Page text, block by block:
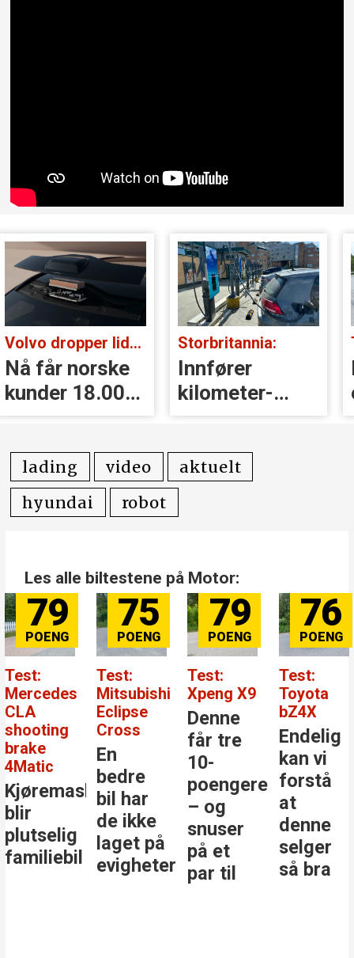
Volvo dropper lidar for godt:
Nå får norske
kunder 18.000
kr i erstatning
Storbritannia:
Innfører
kilometer­
avgift for
lading video
aktuelt
hyundai
robot
Les alle biltestene på Motor:
79
Test:
Mercedes
CLA
shooting
brake
4Matic
Kjøremaskinen
blir
plutselig
familiebil
75
Test:
Mitsubishi
Eclipse
Cross
En
bedre
bil har
de ikke
laget på
evigheter
79
Test:
Xpeng X9
Denne
får tre
10-
poengere
– og
snuser
på et
par til
76
Test:
Toyota
bZ4X
Endelig
kan vi
forstå
at
denne
selger
så bra